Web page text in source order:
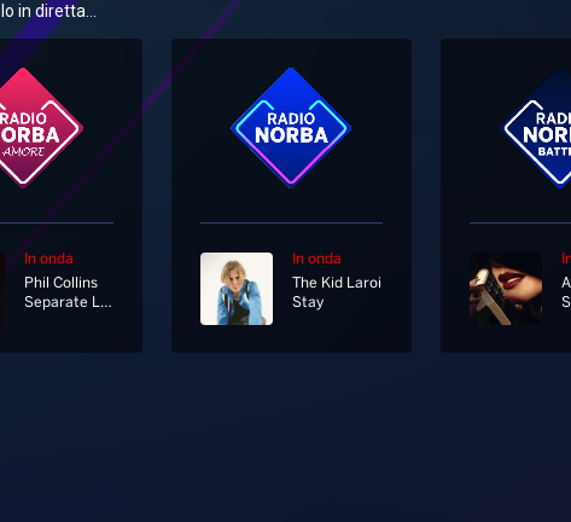
in diretta...
In onda
Phil Collins
Separate Lives (Love Theme From White Nights)
In onda
The Kid Laroi
Stay